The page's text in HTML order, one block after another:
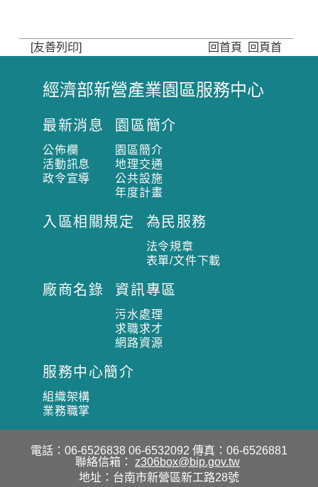
[友善列印] 回首頁 回頁首
:
:
經濟部新營產業園區服務中心
最新消息
公佈欄
活動訊息
政令宣導
園區簡介
園區簡介
地理交通
公共設施
年度計畫
入區相關規定 為民服務
法令規章
表單/文件下載
廠商名錄 資訊專區
污水處理
求職求才
網路資源
服務中心簡介
組織架構
業務職掌
電話：06-6526838 06-6532092 傳真：06-6526881
聯絡信箱：
z306box@bip.gov.tw
地址：台南市新營區新工路28號